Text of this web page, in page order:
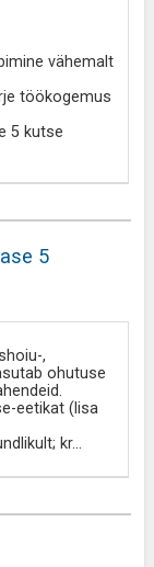
vähemalt
töökogemus
5 kutse
5
,
ohutuse
eetikat (lisa
kr...